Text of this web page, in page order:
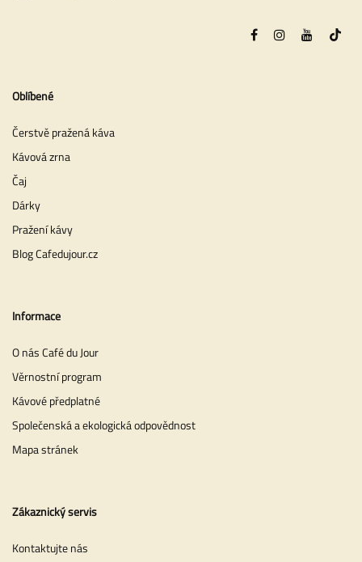
Oblíbené
Čerstvě pražená káva
Kávová zrna
Čaj
Dárky
Pražení kávy
Blog Cafedujour.cz
Informace
O nás Café du Jour
Věrnostní program
Kávové předplatné
Společenská a ekologická odpovědnost
Mapa stránek
Zákaznický servis
Kontaktujte nás